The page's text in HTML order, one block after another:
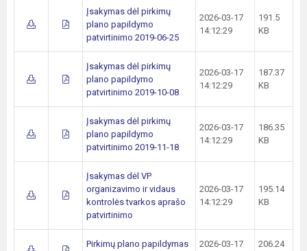
Įsakymas dėl pirkimų
plano papildymo
patvirtinimo 2019-06-25
2026-03-17
14:12:29
191.5
KB
Įsakymas dėl pirkimų
plano papildymo
patvirtinimo 2019-10-08
2026-03-17
14:12:29
187.37
KB
Įsakymas dėl pirkimų
plano papildymo
patvirtinimo 2019-11-18
2026-03-17
14:12:29
186.35
KB
Įsakymas dėl VP
organizavimo ir vidaus
kontrolės tvarkos aprašo
patvirtinimo
2026-03-17
14:12:29
195.14
KB
Pirkimų plano papildymas
2026-03-17
206.24